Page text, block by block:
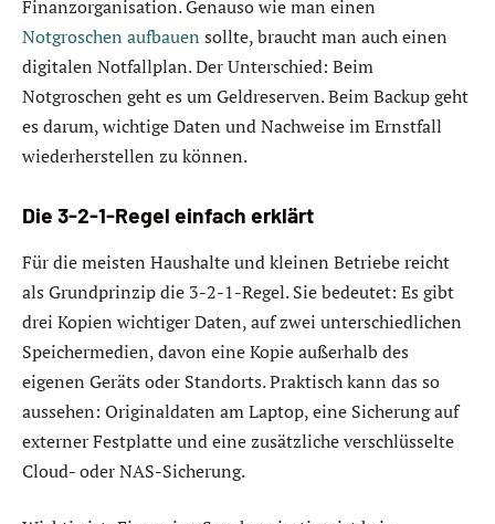
Finanzorganisation. Genauso wie man einen
Notgroschen aufbauen sollte, braucht man auch einen
digitalen Notfallplan. Der Unterschied: Beim
Notgroschen geht es um Geldreserven. Beim Backup geht
es darum, wichtige Daten und Nachweise im Ernstfall
wiederherstellen zu können.
Die 3-2-1-Regel einfach erklärt
Für die meisten Haushalte und kleinen Betriebe reicht
als Grundprinzip die 3-2-1-Regel. Sie bedeutet: Es gibt
drei Kopien wichtiger Daten, auf zwei unterschiedlichen
Speichermedien, davon eine Kopie außerhalb des
eigenen Geräts oder Standorts. Praktisch kann das so
aussehen: Originaldaten am Laptop, eine Sicherung auf
externer Festplatte und eine zusätzliche verschlüsselte
Cloud- oder NAS-Sicherung.